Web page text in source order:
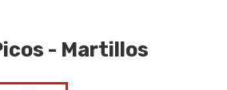
- Martillos